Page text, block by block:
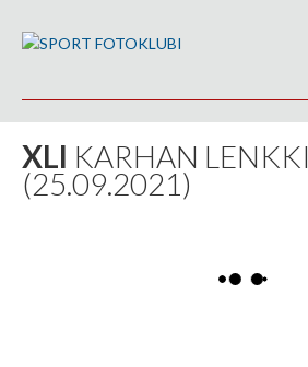
XLI KARHAN LENKKI
(25.09.2021)